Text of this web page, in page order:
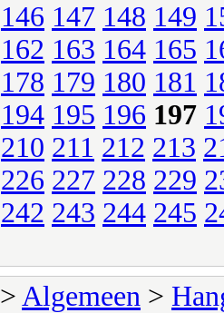
146 147 148 149
162 163 164 165
178 179 180 181
194 195 196 197
210 211 212 213
226 227 228 229
242 243 244 245
> Algemeen >